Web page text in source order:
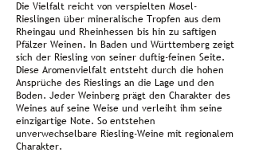
Die Vielfalt reicht von verspielten Mosel-
Rieslingen über mineralische Tropfen aus dem
Rheingau und Rheinhessen bis hin zu saftigen
Pfälzer Weinen. In Baden und Württemberg zeigt
sich der Riesling von seiner duftig-feinen Seite.
Diese Aromenvielfalt entsteht durch die hohen
Ansprüche des Rieslings an die Lage und den
Boden. Jeder Weinberg prägt den Charakter des
Weines auf seine Weise und verleiht ihm seine
einzigartige Note. So entstehen
unverwechselbare Riesling-Weine mit regionalem
Charakter.